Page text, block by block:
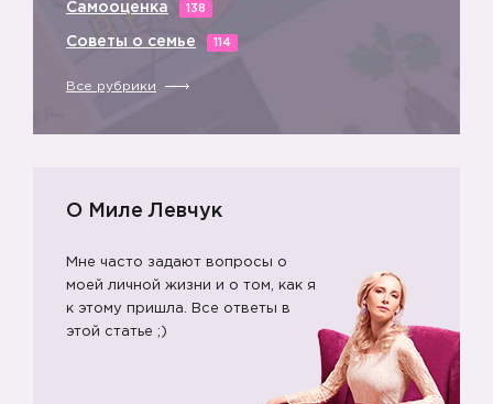
Самооценка 138
Советы о семье 114
Все рубрики
О Миле Левчук
Мне часто задают вопросы о
моей личной жизни и о том, как я
к этому пришла. Все ответы в
этой статье ;)